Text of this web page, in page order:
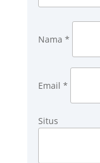
Nama *
Email *